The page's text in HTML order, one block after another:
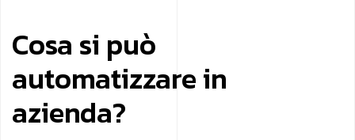
Cosa si può
automatizzare in
azienda?